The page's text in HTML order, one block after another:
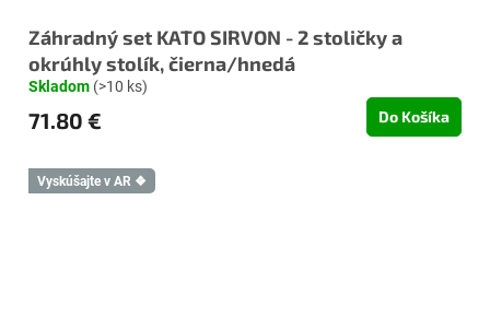
Záhradný set KATO SIRVON - 2 stoličky a
okrúhly stolík, čierna/hnedá
Skladom (>10 ks)
71.80 € Do Košíka
Vyskúšajte v AR ❖